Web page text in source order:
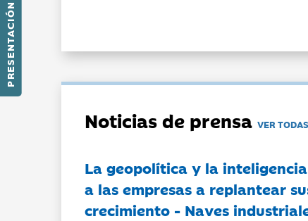
PRESENTACIÓN
Noticias de prensaVER TODAS
La geopolítica y la
a las empresas a replantear
crecimiento - Naves